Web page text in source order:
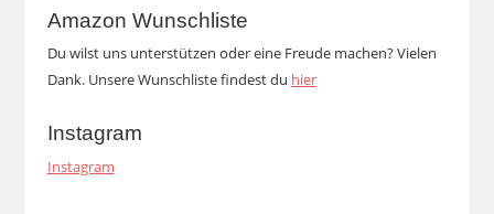
Amazon Wunschliste
Du wilst uns unterstützen oder eine Freude machen? Vielen
Dank. Unsere Wunschliste findest du hier
Instagram
Instagram